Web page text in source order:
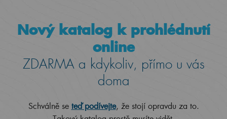
Nový katalog k prohlédnutí
online
ZDARMA a kdykoliv, přímo u vás
doma
Schválně se teď podívejte, že stojí opravdu za to.